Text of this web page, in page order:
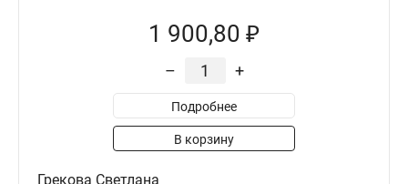
1 900,80 ₽
– +
Подробнее
В корзину
Грекова Светлана